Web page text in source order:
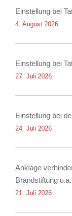
Einstellung bei
4. August 2026
Einstellung bei
27. Juli 2026
Einstellung bei
24. Juli 2026
Anklage
Brandstiftung u.a.
21. Juli 2026